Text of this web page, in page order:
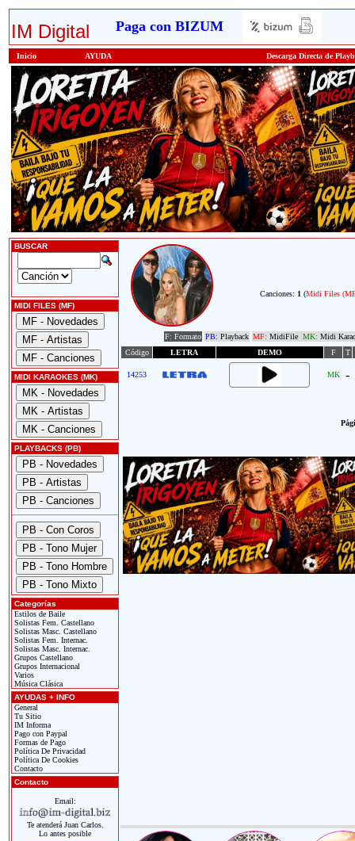
IM Digital Paga con BIZUM
Inicio AYUDA Descarga Directa de
BUSCAR
MIDI FILES (MF)
MIDI KARAOKES (MK)
PLAYBACKS (PB)
Categorías
Estilos de Baile
Solistas Fem. Castellano
Solistas Masc. Castellano
Solistas Fem. Internac.
Solistas Masc. Internac.
Grupos Castellano
Grupos Internacional
Varios
Música Clásica
AYUDAS + INFO
General
Tu Sitio
IM Informa
Pago con Paypal
Formas de Pago
Política De Privacidad
Política De Cookies
Contacto
Contacto
Email:
Te atenderá Juan Carlos.
Lo antes posible
Canciones: 1 (Midi Files
F: Formato PB: Playback MF: MidiFile MK: Midi
Código
LETRA DEMO F T
14253 MK -